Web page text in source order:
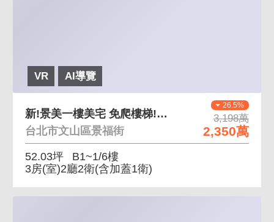
VR AI導覽
26.5%
3,198萬
2,350萬
新!景美一樓美宅 免爬樓梯!方便停車
台北市文山區景福街
52.03坪
B1~1/6樓
3房(室)2廳2衛(含加蓋1衛)